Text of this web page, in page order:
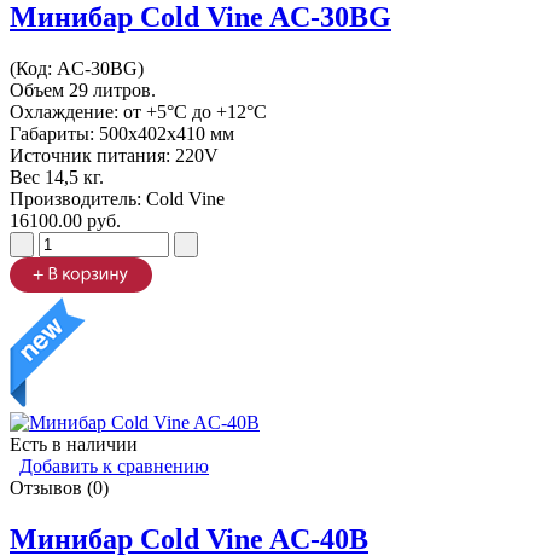
Минибар Cold Vine AC-30BG
(Код: AC-30BG)
Объем 29 литров.
Охлаждение: от +5°C до +12°C
Габариты: 500х402х410 мм
Источник питания: 220V
Вес 14,5 кг.
Производитель: Cold Vine
16100.00 руб.
Есть в наличии
Добавить к сравнению
Отзывов (0)
Минибар Cold Vine AC-40B